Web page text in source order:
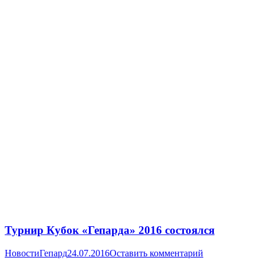
Турнир Кубок «Гепарда» 2016 состоялся
НовостиГепард24.07.2016Оставить комментарий